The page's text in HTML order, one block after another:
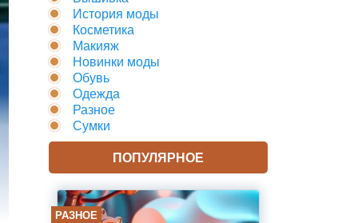
История моды
Косметика
Макияж
Новинки моды
Обувь
Одежда
Разное
Сумки
ПОПУЛЯРНОЕ
РАЗНОЕ